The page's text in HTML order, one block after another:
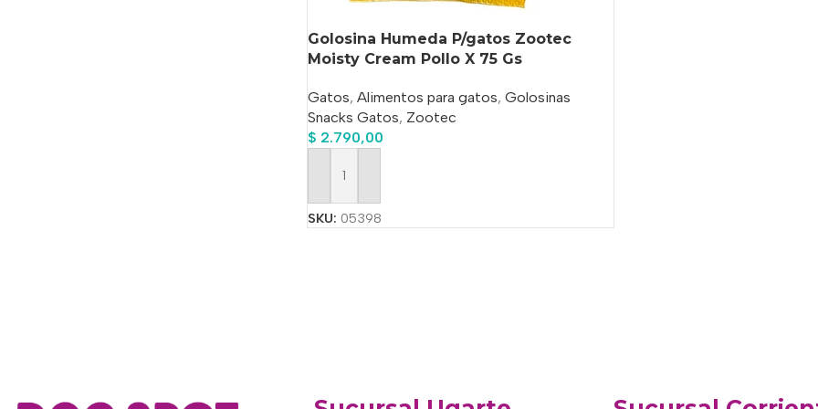
Golosina Humeda P/gatos Zootec
Moisty Cream Pollo X 75 Gs
Gatos, Alimentos para gatos, Golosinas
Snacks Gatos, Zootec
$ 2.790,00
Añadir Al Carrito
SKU: 05398